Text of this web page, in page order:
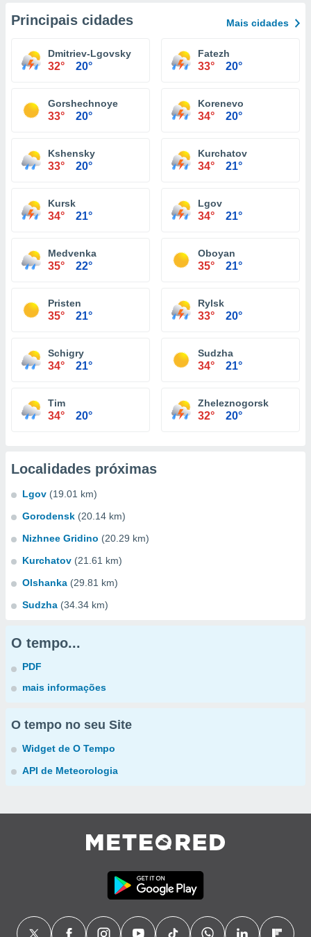
Principais cidades Mais cidades
Dmitriev-Lgovsky
32° 20°
Fatezh
33° 20°
Gorshechnoye
33° 20°
Korenevo
34° 20°
Kshensky
33° 20°
Kurchatov
34° 21°
Kursk
34° 21°
Lgov
34° 21°
Medvenka
35° 22°
Oboyan
35° 21°
Pristen
35° 21°
Rylsk
33° 20°
Schigry
34° 21°
Sudzha
34° 21°
Tim
34° 20°
Zheleznogorsk
32° 20°
Localidades próximas
Lgov (19.01 km)
Gorodensk (20.14 km)
Nizhnee Gridino (20.29 km)
Kurchatov (21.61 km)
Olshanka (29.81 km)
Sudzha (34.34 km)
O tempo...
PDF
mais informações
O tempo no seu Site
Widget de O Tempo
API de Meteorologia